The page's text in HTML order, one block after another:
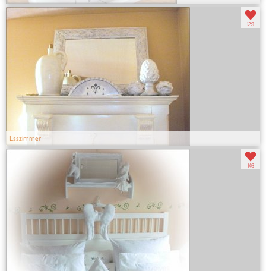
Esszimmer
129
146